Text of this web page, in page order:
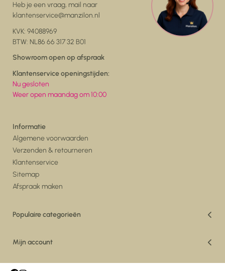
Heb je een vraag, mail naar
klantenservice@manzilon.nl
KVK: 94088969
BTW: NL86 66 317 32 B01
Showroom open op afspraak
Klantenservice openingstijden:
Nu gesloten
Weer open maandag om 10:00
Informatie
Algemene voorwaarden
Verzenden & retourneren
Klantenservice
Sitemap
Afspraak maken
Populaire categorieën
Woonkamer
Vloerkleden
Mijn account
Mijn bestellingen